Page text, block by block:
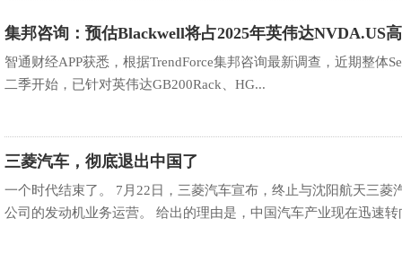
集邦咨询：预估Blackwell将占2025年英伟达NVDA.US
智通财经APP获悉，根据TrendForce集邦咨询最新调查，近期整体
二季开始，已针对英伟达GB200Rack、HG...
三菱汽车，彻底退出中国了
一个时代结束了。 7月22日，三菱汽车宣布，终止与沈阳航天三
公司的发动机业务运营。 给出的理由是，中国汽车产业现在迅速转